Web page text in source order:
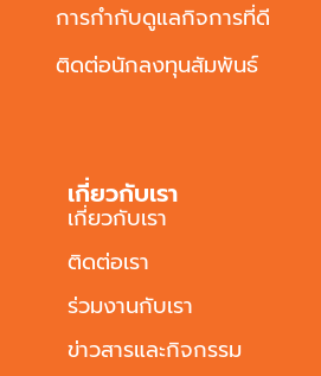
การกำกับดูแลกิจการที่ดี
ติดต่อนักลงทุนสัมพันธ์
เกี่ยวกับเรา
เกี่ยวกับเรา
ติดต่อเรา
ร่วมงานกับเรา
ข่าวสารและกิจกรรม